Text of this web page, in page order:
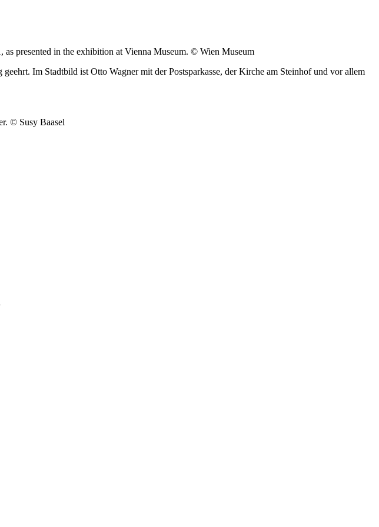
as presented in the exhibition at Vienna Museum. © Wien Museum
Im Stadtbild ist Otto Wagner mit der Postsparkasse, der Kirche am Steinhof und vor allem
© Susy Baasel